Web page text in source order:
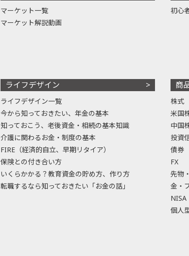
マーケット一覧
マーケット解説動画
初心
ライフデザイン
ライフデザイン一覧
今から知っておきたい、年金の基本
知っておこう、老後資金・相続の基本知識
介護に関わるお金・制度の基本
FIRE（経済的自立、早期リタイア）
保険との付き合い方
いくらかかる？教育資金の貯め方、作り方
転職するなら知っておきたい「お金の話」
商
株式
米国
中国
投資
債券
FX
先物
金・
NISA
個人